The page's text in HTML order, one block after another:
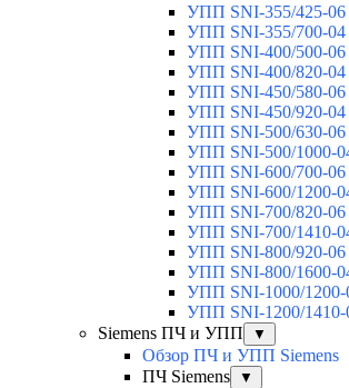
УПП SNI-355/425-06
УПП SNI-355/700-04
УПП SNI-400/500-06
УПП SNI-400/820-04
УПП SNI-450/580-06
УПП SNI-450/920-04
УПП SNI-500/630-06
УПП SNI-500/1000-
УПП SNI-600/700-06
УПП SNI-600/1200-
УПП SNI-700/820-06
УПП SNI-700/1410-
УПП SNI-800/920-06
УПП SNI-800/1600-
УПП SNI-1000/1200-
УПП SNI-1200/1410-
Siemens ПЧ и УПП
▼
Обзор ПЧ и УПП Siemens
ПЧ Siemens
▼